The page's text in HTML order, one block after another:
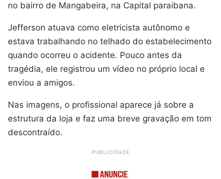
no bairro de Mangabeira, na Capital paraibana.
Jefferson atuava como eletricista autônomo e
estava trabalhando no telhado do estabelecimento
quando ocorreu o acidente. Pouco antes da
tragédia, ele registrou um vídeo no próprio local e
enviou a amigos.
Nas imagens, o profissional aparece já sobre a
estrutura da loja e faz uma breve gravação em tom
descontraído.
PUBLICIDADE